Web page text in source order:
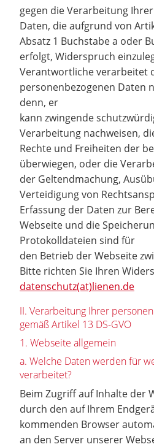
gegen die Verarbeitung
Daten, die aufgrund von
Absatz 1 Buchstabe a oder
erfolgt, Widerspruch
Verantwortliche verarbeitet
personenbezogenen Daten
denn, er
kann zwingende
Verarbeitung nachweisen,
Rechte und Freiheiten der
überwiegen, oder die
der Geltendmachung,
Verteidigung von
Erfassung der Daten zur
Webseite und die
Protokolldateien sind für
den Betrieb der Webseite
Bitte richten Sie Ihren
datenschutz(at)lienen.de
II. Verarbeitung Ihrer
gemäß Artikel 13 DS-GVO
1. Webseite allgemein
a. Welche Daten werden für
verarbeitet?
Beim Zugriff auf Inhalte der
durch den auf Ihrem
kommenden Browser
an den Server unserer